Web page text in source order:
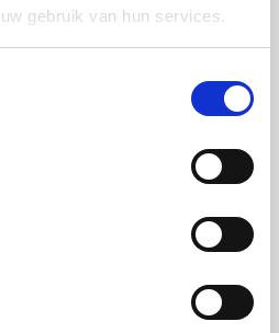
gebruik van hun services.
Get Your Guide